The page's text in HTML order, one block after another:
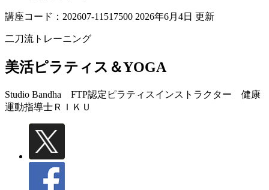
講座コード：202607-11517500 2026年6月4日 更新
二刀流トレーニング
美活ピラティス＆YOGA
Studio Bandha FTP認定ピラティスインストラクター 健康
運動指導士 ＲＩＫＵ